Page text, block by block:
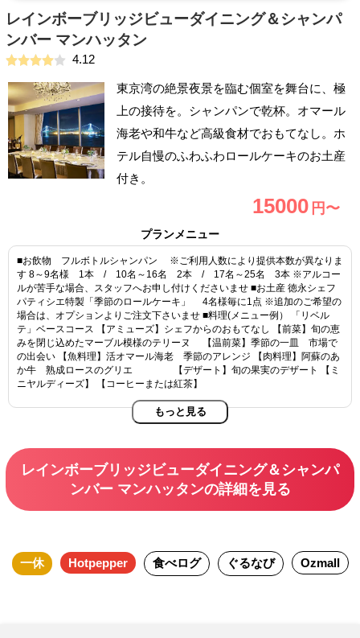
レインボーブリッジビューダイニング＆シャンパ
ンバー マンハッタン
4.12
東京湾の絶景夜景を臨む個室を舞台に、極
上の接待を。シャンパンで乾杯。オマール
海老や和牛など高級食材でおもてなし。ホ
テル自慢のふわふわロールケーキのお土産
付き。
15000 円〜
プランメニュー
■お飲物 フルボトルシャンパン ※ご利用人数により提供本数が異なりま
す 8～9名様 1本 / 10名～16名 2本 / 17名～25名 3本 ※アルコー
ルが苦手な場合、スタッフへお申し付けくださいませ ■お土産 徳永シェフ
パティシエ特製「季節のロールケーキ」 4名様毎に1点 ※追加のご希望の
場合は、オプションよりご注文下さいませ ■料理(メニュー例） 「リベル
テ」ベースコース 【アミューズ】シェフからのおもてなし 【前菜】旬の恵
みを閉じ込めたマーブル模様のテリーヌ 【温前菜】季節の一皿 市場で
の出会い 【魚料理】活オマール海老 季節のアレンジ 【肉料理】阿蘇のあ
か牛 熟成ロースのグリエ 【デザート】旬の果実のデザート 【ミ
ニヤルディーズ】 【コーヒーまたは紅茶】
もっと見る
レインボーブリッジビューダイニング＆シャンパ
ンバー マンハッタンの詳細を見る
一休 Hotpepper 食べログ ぐるなび Ozmall